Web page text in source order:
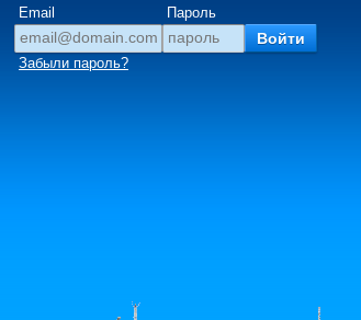
Email Пароль
Забыли пароль?